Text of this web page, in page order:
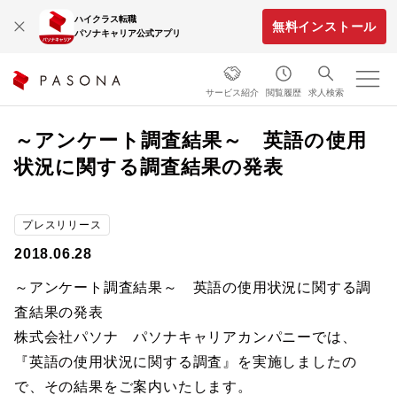
ハイクラス転職
パソナキャリア公式アプリ
無料インストール
サービス紹介 閲覧履歴 求人検索
～アンケート調査結果～ 英語の使用
状況に関する調査結果の発表
プレスリリース
2018.06.28
～アンケート調査結果～ 英語の使用状況に関する調
査結果の発表
株式会社パソナ パソナキャリアカンパニーでは、
『英語の使用状況に関する調査』を実施しましたの
で、その結果をご案内いたします。